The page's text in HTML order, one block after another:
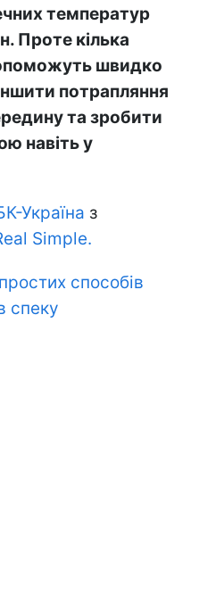
температур
Проте кілька
швидко
потрапляння
та зробити
навіть у
Україна з
Simple.
способів
спеку